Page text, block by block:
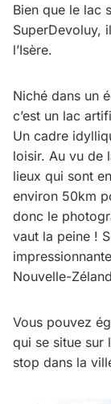
Bien que le lac
SuperDevoluy,
l’Isère.
Niché dans un
c’est un lac
Un cadre
loisir. Au vu de
lieux qui sont
environ 50km
donc le
vaut la peine !
Nouvelle-
Vous pouvez
qui se situe sur
stop dans la